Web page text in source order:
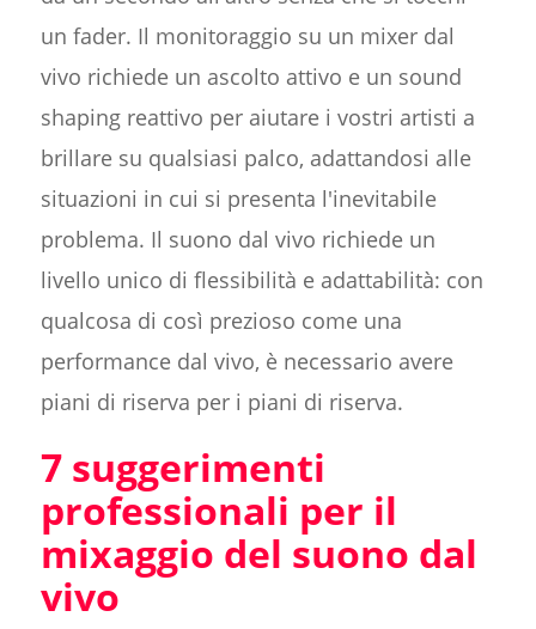
un fader. Il monitoraggio su un mixer dal
vivo richiede un ascolto attivo e un sound
shaping reattivo per aiutare i vostri artisti a
brillare su qualsiasi palco, adattandosi alle
situazioni in cui si presenta l'inevitabile
problema. Il suono dal vivo richiede un
livello unico di flessibilità e adattabilità: con
qualcosa di così prezioso come una
performance dal vivo, è necessario avere
piani di riserva per i piani di riserva.
7 suggerimenti
professionali per il
mixaggio del suono dal
vivo